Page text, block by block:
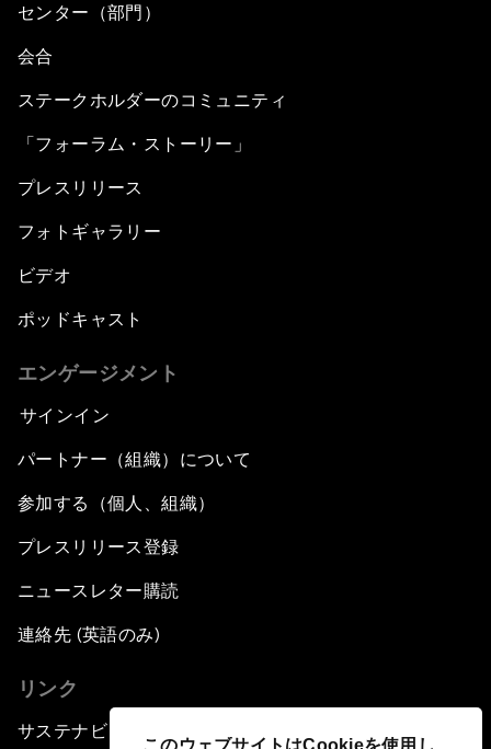
このウェブサイトはCookieを使用し
センター（部門）
会合
ステークホルダーのコミュニティ
「フォーラム・ストーリー」
プレスリリース
フォトギャラリー
ビデオ
ポッドキャスト
エンゲージメント
サインイン
パートナー（組織）について
参加する（個人、組織）
プレスリリース登録
ニュースレター購読
連絡先 (英語のみ)
リンク
サステナビリティへの取り組み